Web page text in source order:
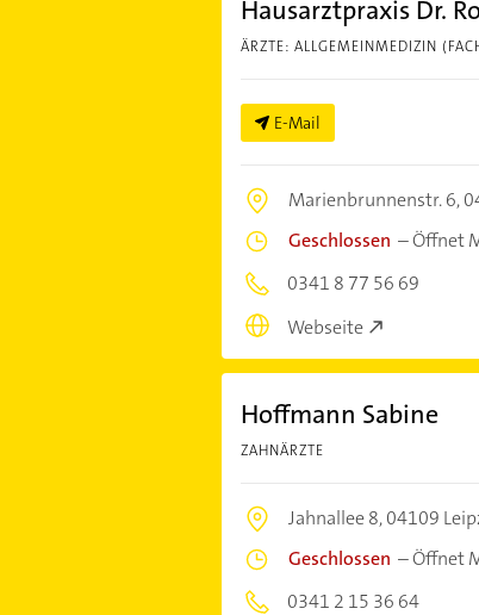
Hausarztpraxis Dr.
ÄRZTE: ALLGEMEINMEDIZIN
E-Mail
Marienbrunnenstr. 6,
Geschlossen –Öffnet
0341 8 77 56 69
Webseite
Hoffmann Sabine
ZAHNÄRZTE
Jahnallee 8,04109
Geschlossen –Öffnet
0341 2 15 36 64